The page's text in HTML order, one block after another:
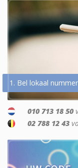
1. Bel lokaal
010 713 18 50
02 788 12 43